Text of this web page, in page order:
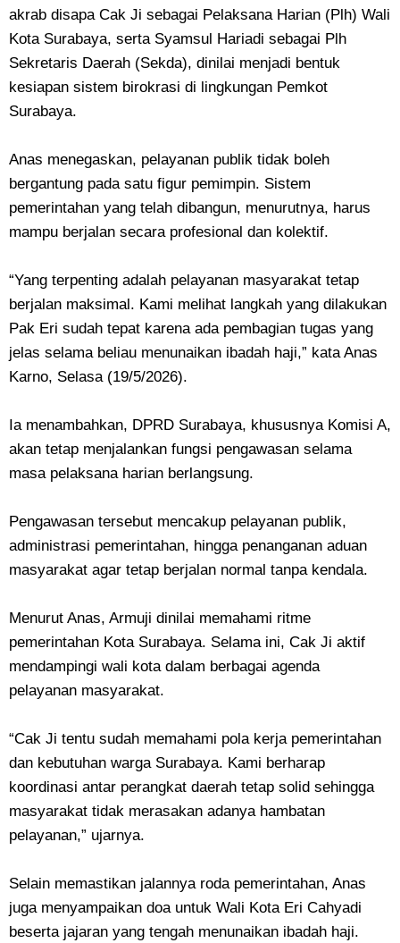
akrab disapa Cak Ji sebagai Pelaksana Harian (Plh) Wali
Kota Surabaya, serta Syamsul Hariadi sebagai Plh
Sekretaris Daerah (Sekda), dinilai menjadi bentuk
kesiapan sistem birokrasi di lingkungan Pemkot
Surabaya.
Anas menegaskan, pelayanan publik tidak boleh
bergantung pada satu figur pemimpin. Sistem
pemerintahan yang telah dibangun, menurutnya, harus
mampu berjalan secara profesional dan kolektif.
“Yang terpenting adalah pelayanan masyarakat tetap
berjalan maksimal. Kami melihat langkah yang dilakukan
Pak Eri sudah tepat karena ada pembagian tugas yang
jelas selama beliau menunaikan ibadah haji,” kata Anas
Karno, Selasa (19/5/2026).
Ia menambahkan, DPRD Surabaya, khususnya Komisi A,
akan tetap menjalankan fungsi pengawasan selama
masa pelaksana harian berlangsung.
Pengawasan tersebut mencakup pelayanan publik,
administrasi pemerintahan, hingga penanganan aduan
masyarakat agar tetap berjalan normal tanpa kendala.
Menurut Anas, Armuji dinilai memahami ritme
pemerintahan Kota Surabaya. Selama ini, Cak Ji aktif
mendampingi wali kota dalam berbagai agenda
pelayanan masyarakat.
“Cak Ji tentu sudah memahami pola kerja pemerintahan
dan kebutuhan warga Surabaya. Kami berharap
koordinasi antar perangkat daerah tetap solid sehingga
masyarakat tidak merasakan adanya hambatan
pelayanan,” ujarnya.
Selain memastikan jalannya roda pemerintahan, Anas
juga menyampaikan doa untuk Wali Kota Eri Cahyadi
beserta jajaran yang tengah menunaikan ibadah haji.